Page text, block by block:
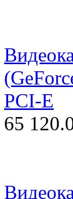
PCI-E
65